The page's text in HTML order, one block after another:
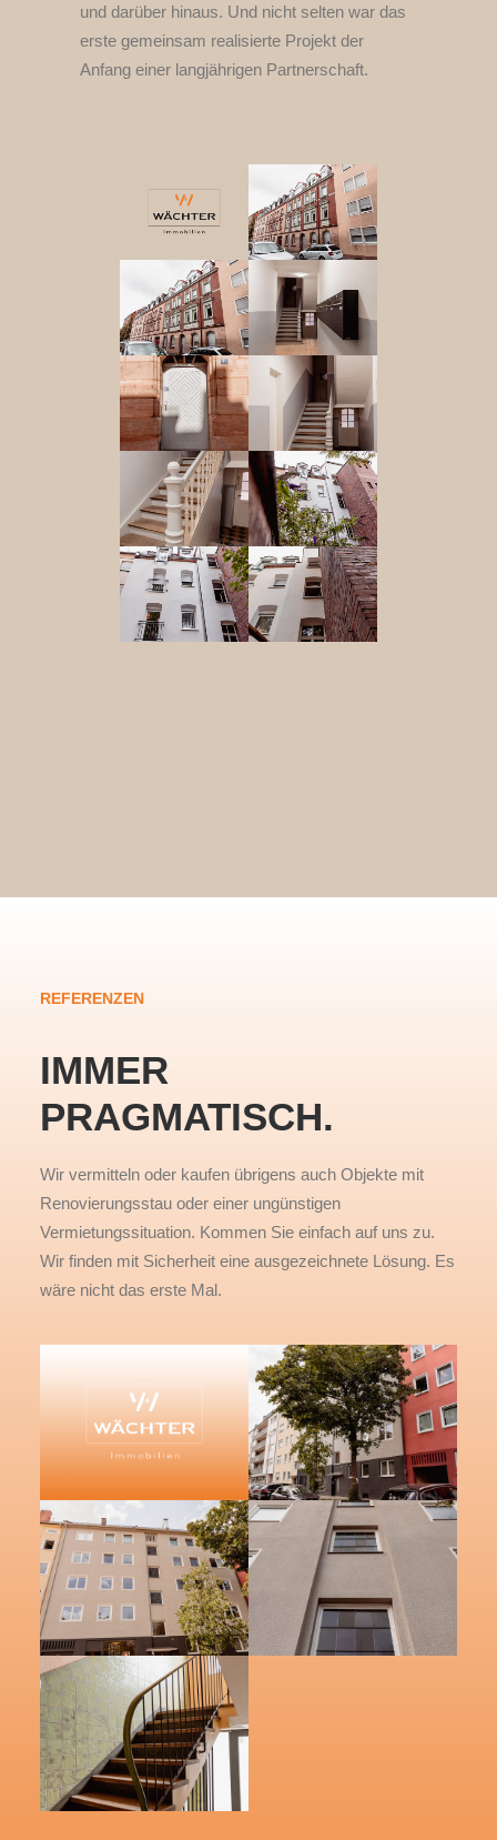
und darüber hinaus. Und nicht selten war das
erste gemeinsam realisierte Projekt der
Anfang einer langjährigen Partnerschaft.
REFERENZEN
IMMER
PRAGMATISCH.
Wir vermitteln oder kaufen übrigens auch Objekte mit
Renovierungsstau oder einer ungünstigen
Vermietungssituation. Kommen Sie einfach auf uns zu.
Wir finden mit Sicherheit eine ausgezeichnete Lösung. Es
wäre nicht das erste Mal.